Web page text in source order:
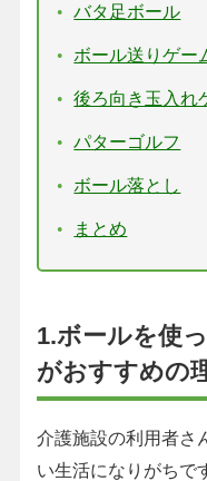
バタ足ボール
ボール送りゲー
後ろ向き玉入れ
パターゴルフ
ボール落とし
まとめ
1.ボールを使
がおすすめの
介護施設の利用者さ
い生活になりがちで